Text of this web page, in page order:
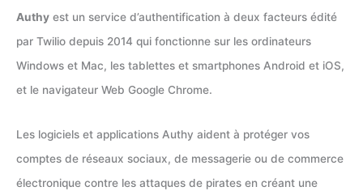
Authy est un service d’authentification à deux facteurs édité
par Twilio depuis 2014 qui fonctionne sur les ordinateurs
Windows et Mac, les tablettes et smartphones Android et iOS,
et le navigateur Web Google Chrome.
Les logiciels et applications Authy aident à protéger vos
comptes de réseaux sociaux, de messagerie ou de commerce
électronique contre les attaques de pirates en créant une